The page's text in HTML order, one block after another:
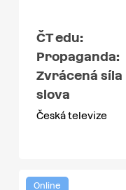
ČT edu:
Propaganda:
Zvrácená síla
slova
Česká televize
Online